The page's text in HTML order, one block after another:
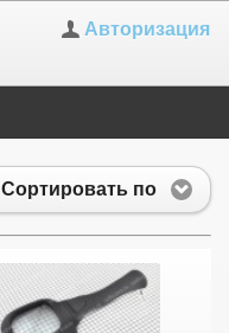
Авторизация
Сортировать по